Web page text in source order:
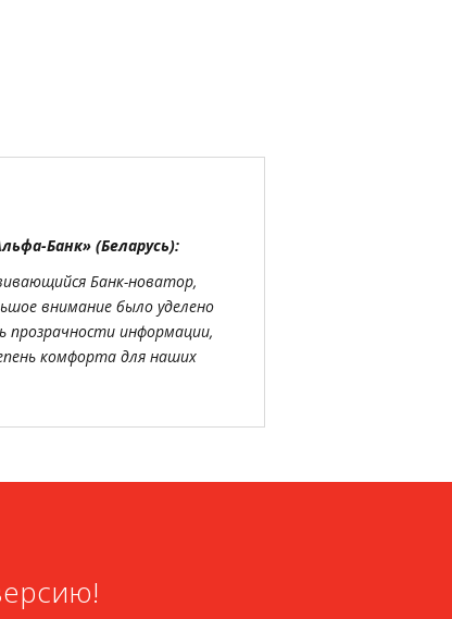
Банк» (Беларусь):
Банк-новатор,
внимание было уделено
прозрачности информации,
комфорта для наших